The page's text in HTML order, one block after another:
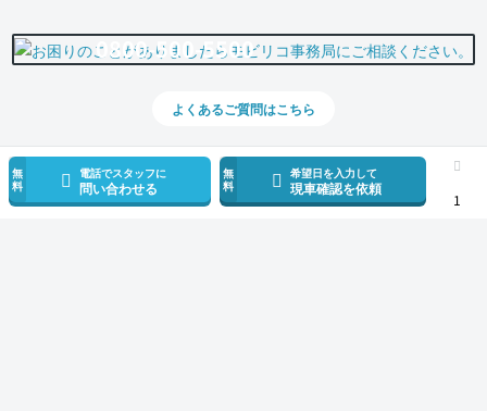
無
料
電話でスタッフに
問い合わせる
無
料
希望日を入力して
現車確認を依頼
1
0800-500-5500
よくあるご質問はこちら